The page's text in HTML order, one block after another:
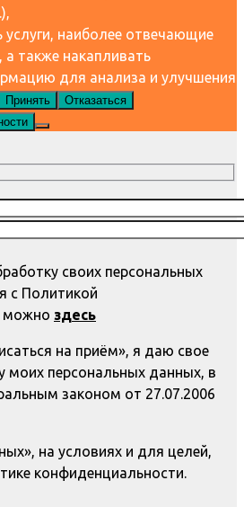
наиболее отвечающие
также накапливать
для анализа и улучшения
Принять
Отказаться
своих персональных
с Политикой
можно здесь
на приём», я даю свое
моих персональных данных, в
законом от 27.07.2006
на условиях и для целей,
конфиденциальности.